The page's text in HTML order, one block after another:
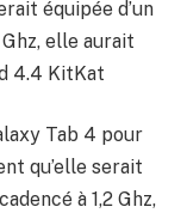
équipée d’un
elle aurait
4.4 KitKat
Tab 4 pour
qu’elle serait
à 1,2 Ghz,